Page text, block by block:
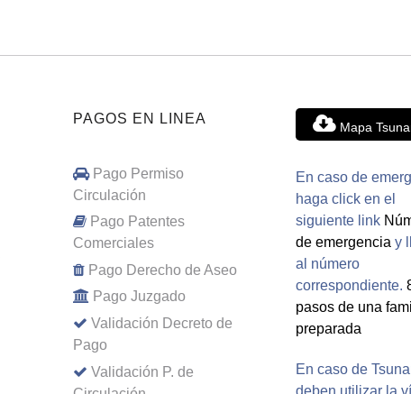
PAGOS EN LINEA
Pago Permiso
Circulación
Pago Patentes
Comerciales
Pago Derecho de Aseo
Pago Juzgado
Validación Decreto de
Pago
Validación P. de
Mapa
En caso de
haga click en el
siguiente link
de emergencia y
al número
correspondiente.
pasos de una
preparada
En caso de
deben utilizar la